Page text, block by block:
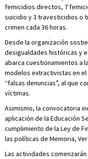
femicidios directos, 7
suicidio y 3 travesticidios o
crimen cada 36 horas.
Desde la organización
desigualdades históricas y
abarca cuestionamientos a
modelos extractivistas en
“falsas denuncias”, al que
víctimas.
Asimismo, la convocatoria
aplicación de la Educación
cumplimiento de la Ley de
las políticas de Memoria,
Las actividades